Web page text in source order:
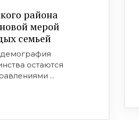
района
мерой
семьей
остаются
...